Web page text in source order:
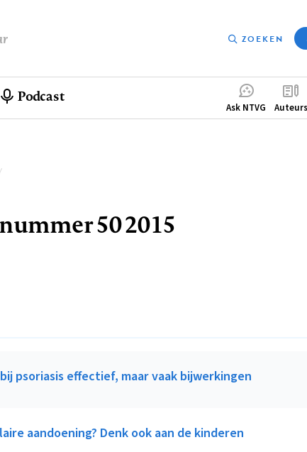
ZOEKEN
Podcast
Ask NTVG Auteurs
50 2015
psoriasis effectief, maar vaak bijwerkingen
aandoening? Denk ook aan de kinderen